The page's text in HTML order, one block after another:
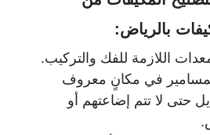
بالرياض:
اللازمة للفك والتركيب.
في مكانٍ معروف
حتى لا تتم إضاعتهم أو